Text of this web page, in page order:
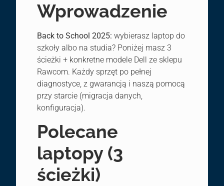
Wprowadzenie
Back to School 2025: wybierasz laptop do
szkoły albo na studia? Poniżej masz 3
ścieżki + konkretne modele Dell ze sklepu
Rawcom. Każdy sprzęt po pełnej
diagnostyce, z gwarancją i naszą pomocą
przy starcie (migracja danych,
konfiguracja).
Polecane
laptopy (3
ścieżki)